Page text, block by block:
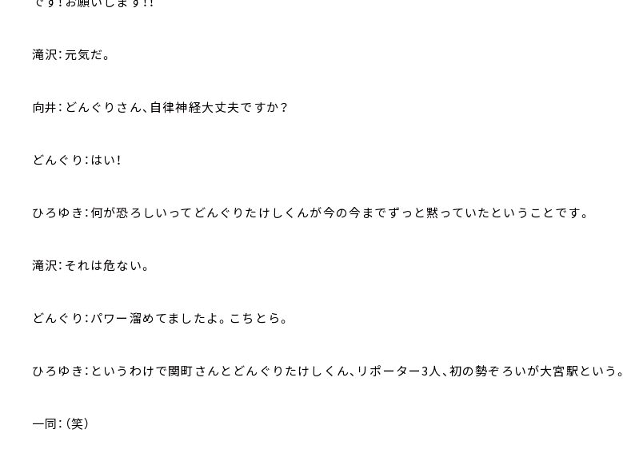
滝沢：元気だ。
向井：どんぐりさん、自律神経大丈夫ですか？
どんぐり：はい！
ひろゆき：何が恐ろしいってどんぐりたけしくんが今の今までずっと黙っていたということです。
滝沢：それは危ない。
どんぐり：パワー溜めてましたよ。こちとら。
ひろゆき：というわけで関町さんとどんぐりたけしくん、リポーター3人、初の勢ぞろいが大宮駅という。
一同：（笑）